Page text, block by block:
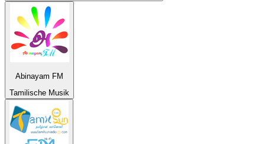
Abinayam FM
Tamilische Musik